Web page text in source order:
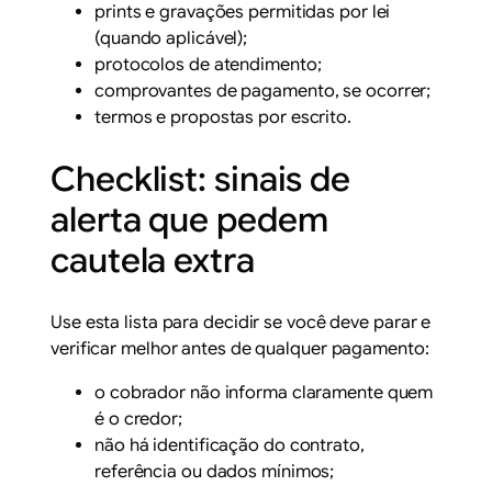
prints e gravações permitidas por lei
(quando aplicável);
protocolos de atendimento;
comprovantes de pagamento, se ocorrer;
termos e propostas por escrito.
Checklist: sinais de
alerta que pedem
cautela extra
Use esta lista para decidir se você deve parar e
verificar melhor antes de qualquer pagamento:
o cobrador não informa claramente quem
é o credor;
não há identificação do contrato,
referência ou dados mínimos;